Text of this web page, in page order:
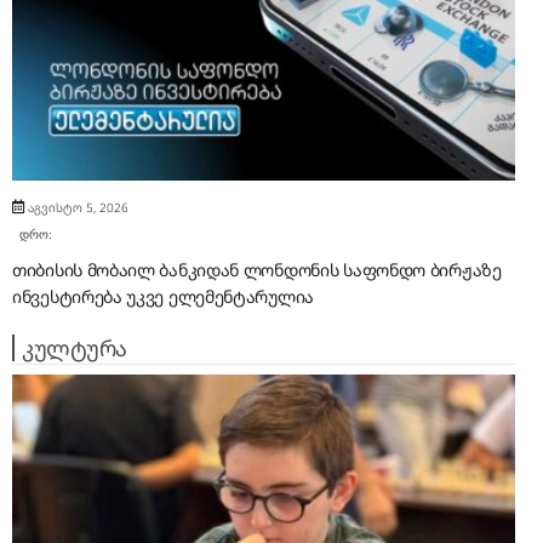
აგვისტო 5, 2026
დრო:
თიბისის მობაილ ბანკიდან ლონდონის საფონდო ბირჟაზე
ინვესტირება უკვე ელემენტარულია
კულტურა